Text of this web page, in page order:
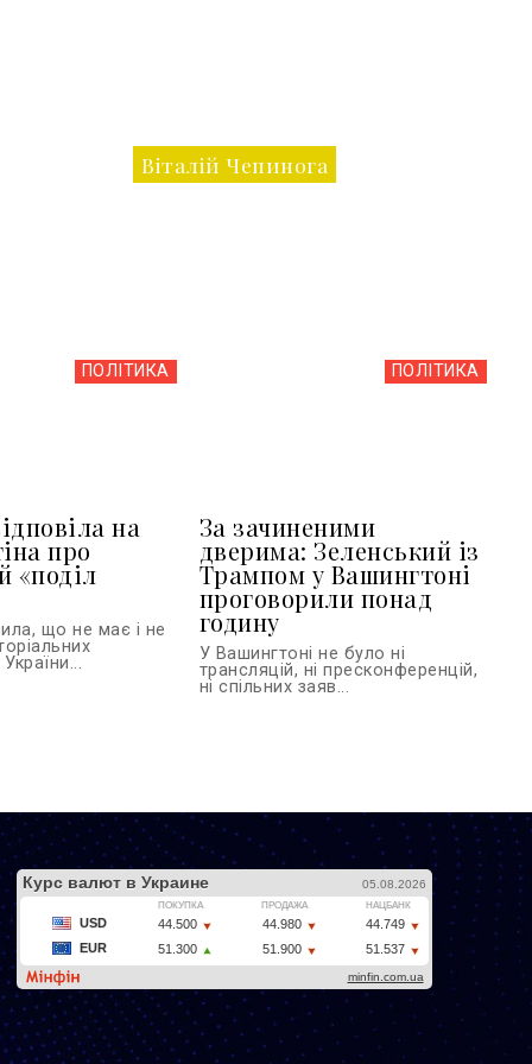
Віталій Чепинога
ПОЛІТИКА
на
про
«поділ
що не має і не
ПОЛІТИКА
За зачиненими
дверима: Зеленський із
Трампом у Вашингтоні
проговорили понад
годину
У Вашингтоні не було ні
трансляцій, ні пресконференцій,
ні спільних заяв...